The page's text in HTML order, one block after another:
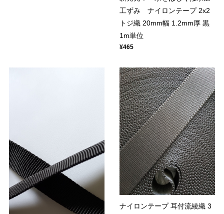
工ずみ ナイロンテープ 2x2
トジ織 20mm幅 1.2mm厚 黒
1m単位
¥465
ナイロンテープ 耳付流綾織 3